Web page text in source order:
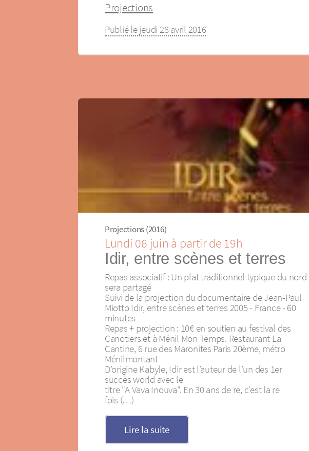
Projections
Publié le jeudi 28 avril 2016
Projections (2016)
Lundi 06 juin à partir de 19h
Idir, entre scènes et terres
Repas associatif : Un plat traditionnel typique du nord
sera partagé
Suivi de la projection du documentaire de Jean-Paul
Miotto Idir, entre scènes et terres 2005 - France - 60
minutes
Repas + projection : 10€ en soutien au festival des
Canotiers et à Ménil Mon Temps. Restaurant La
Cantine, 6 rue des Maronites Paris 20ème, métro
Ménilmontant
D’origine Kabyle, Idir est l’auteur de l’un des 1er
succès world avec le
titre "A Vava Inouva". En 30 ans de re, c’est la re
fois (…)
Lire la suite